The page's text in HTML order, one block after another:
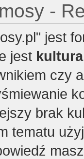
-
jest
jest
czy
brak
tematu